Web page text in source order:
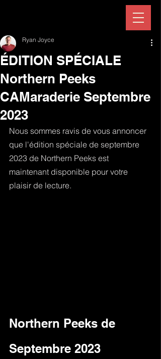
ÉDITION SPÉCIALE
Northern Peeks
CAMaraderie Septembre
2023
Ryan Joyce
Nous sommes ravis de vous annoncer
que l'édition spéciale de septembre
2023 de Northern Peeks est
maintenant disponible pour votre
plaisir de lecture.
Northern Peeks de
Septembre 2023